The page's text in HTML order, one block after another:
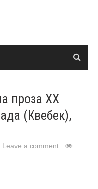
проза ХХ
(Квебек),
Leave a comment